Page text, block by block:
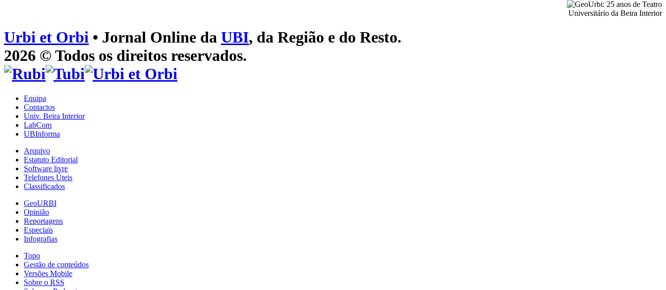
Urbi et Orbi • Jornal Online da UBI, da Região e do Resto.
2026 © Todos os direitos reservados.
Equipa
Contactos
Univ. Beira Interior
LabCom
UBInforma
Arquivo
Estatuto Editorial
Software livre
Telefones Úteis
Classificados
GeoURBI
Opinião
Reportagens
Especiais
Infografias
Topo
Gestão de conteúdos
Versões Mobile
Sobre o RSS